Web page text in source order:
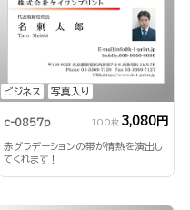
ビジネス 写真入り
c-0857p 100枚 3,080円
赤グラデーションの帯が情熱を演出し
てくれます！